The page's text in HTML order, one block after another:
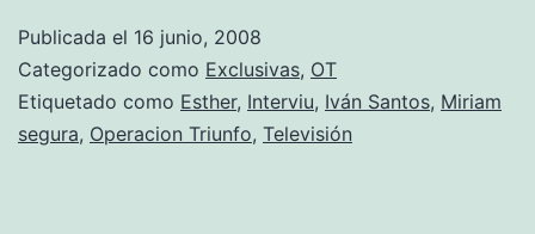
Publicada el 16 junio, 2008
Categorizado como Exclusivas, OT
Etiquetado como Esther, Interviu, Iván Santos, Miriam
segura, Operacion Triunfo, Televisión